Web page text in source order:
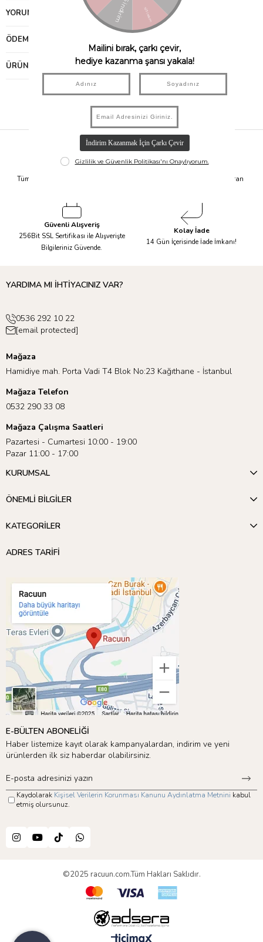
YORUMLAR
ÖDEME SEÇENEKLERI
ÜRÜN ÖNERILERI
Hızlı Kargo
Tüm Siparişleriniz Aynı Gün 14.00'a
Taksit İmkanı
Tüm Ürünlerde 6 Aya Kadar Varan
Güvenli Alışveriş
256Bit SSL Sertifikası ile Alışverişte
Bilgileriniz Güvende.
Kolay İade
14 Gün İçerisinde İade İmkanı!
YARDIMA MI İHTİYACINIZ VAR?
0536 292 10 22
[email protected]
Mağaza
Hamidiye mah. Porta Vadi T4 Blok No:23 Kağıthane - İstanbul
Mağaza Telefon
0532 290 33 08
Mağaza Çalışma Saatleri
Pazartesi - Cumartesi 10:00 - 19:00
Pazar 11:00 - 17:00
KURUMSAL
ÖNEMLİ BİLGİLER
KATEGORİLER
ADRES TARİFİ
E-BÜLTEN ABONELİĞİ
Haber listemize kayıt olarak kampanyalardan, indirim ve yeni
ürünlerden ilk siz haberdar olabilirsiniz.
Kaydolarak Kişisel Verilerin Korunması Kanunu Aydınlatma Metnini kabul
etmiş olursunuz.
©2025 racuun.com.Tüm Hakları Saklıdır.